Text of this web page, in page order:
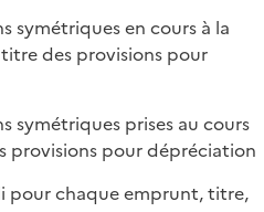
symétriques en cours à la
des provisions pour
symétriques prises au cours
provisions pour dépréciation
pour chaque emprunt, titre,